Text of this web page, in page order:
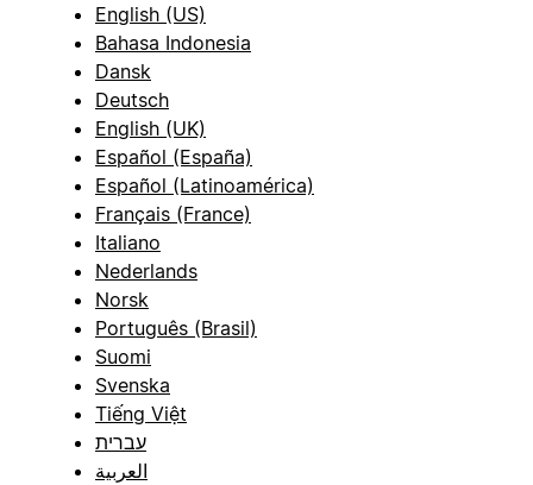
English (US)
Bahasa Indonesia
Dansk
Deutsch
English (UK)
Español (España)
Español (Latinoamérica)
Français (France)
Italiano
Nederlands
Norsk
Português (Brasil)
Suomi
Svenska
Tiếng Việt
עברית
العربية